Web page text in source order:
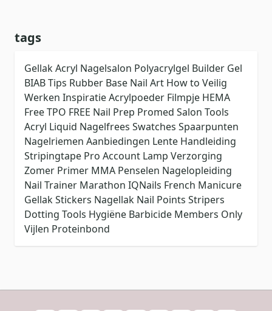
tags
GellakAcryl Nagelsalon Polyacrylgel Builder Gel
BIABTips Rubber Base Nail Art How to Veilig
Werken InspiratieAcrylpoeder Filmpje HEMA
FreeTPO FREE Nail Prep Promed Salon Tools
Acryl Liquid Nagelfrees Swatches Spaarpunten
Nagelriemen Aanbiedingen Lente Handleiding
Stripingtape Pro Account Lamp Verzorging
Zomer Primer MMA Penselen Nagelopleiding
Nail Trainer Marathon IQNails French Manicure
Gellak Stickers Nagellak Nail Points Stripers
Dotting Tools Hygiëne Barbicide Members Only
Vijlen Proteinbond